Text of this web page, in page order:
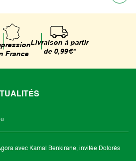
France
Livraison à partir
de 0,99€*
avec Kamal Benkirane, invitée Dolorès